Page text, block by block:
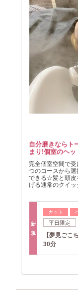
自分磨きならト
まり!個室のヘ
完全個室空間で
つのコースから
できる☆髪と頭皮
げる通常のクイ
新
規
カット
平日限定
【夢見ごこ
30分